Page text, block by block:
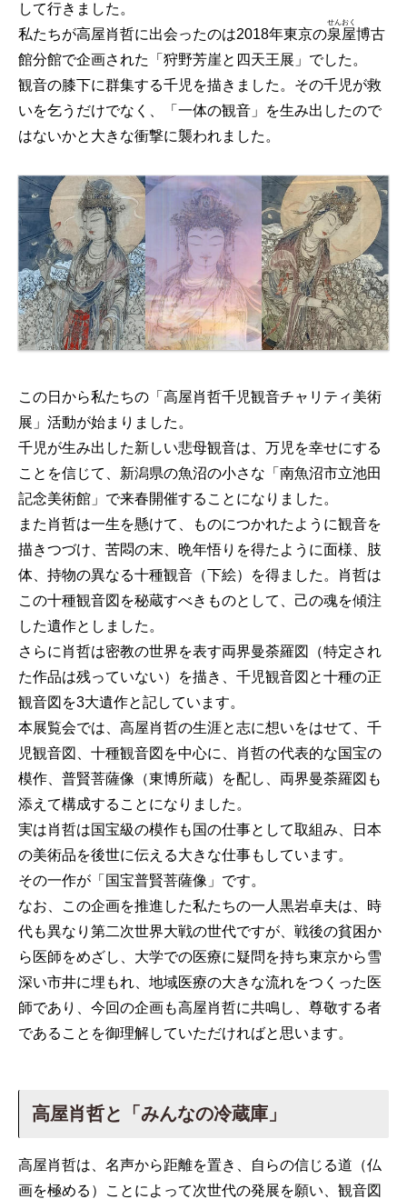
して行きました。
私たちが高屋肖哲に出会ったのは2018年東京の泉屋
せんおく
博古
館分館で企画された「狩野芳崖と四天王展」でした。
観音の膝下に群集する千児を描きました。その千児が救
いを乞うだけでなく、「一体の観音」を生み出したので
はないかと大きな衝撃に襲われました。
この日から私たちの「高屋肖哲千児観音チャリティ美術
展」活動が始まりました。
千児が生み出した新しい悲母観音は、万児を幸せにする
ことを信じて、新潟県の魚沼の小さな「南魚沼市立池田
記念美術館」で来春開催することになりました。
また肖哲は一生を懸けて、ものにつかれたように観音を
描きつづけ、苦悶の末、晩年悟りを得たように面様、肢
体、持物の異なる十種観音（下絵）を得ました。肖哲は
この十種観音図を秘蔵すべきものとして、己の魂を傾注
した遺作としました。
さらに肖哲は密教の世界を表す両界曼荼羅図（特定され
た作品は残っていない）を描き、千児観音図と十種の正
観音図を3大遺作と記しています。
本展覧会では、高屋肖哲の生涯と志に想いをはせて、千
児観音図、十種観音図を中心に、肖哲の代表的な国宝の
模作、普賢菩薩像（東博所蔵）を配し、両界曼荼羅図も
添えて構成することになりました。
実は肖哲は国宝級の模作も国の仕事として取組み、日本
の美術品を後世に伝える大きな仕事もしています。
その一作が「国宝普賢菩薩像」です。
なお、この企画を推進した私たちの一人黒岩卓夫は、時
代も異なり第二次世界大戦の世代ですが、戦後の貧困か
ら医師をめざし、大学での医療に疑問を持ち東京から雪
深い市井に埋もれ、地域医療の大きな流れをつくった医
師であり、今回の企画も高屋肖哲に共鳴し、尊敬する者
であることを御理解していただければと思います。
高屋肖哲と「みんなの冷蔵庫」
高屋肖哲は、名声から距離を置き、自らの信じる道（仏
画を極める）ことによって次世代の発展を願い、観音図